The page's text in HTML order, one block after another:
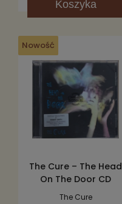
Koszyka
Nowość
The Cure – The Head
On The Door CD
The Cure